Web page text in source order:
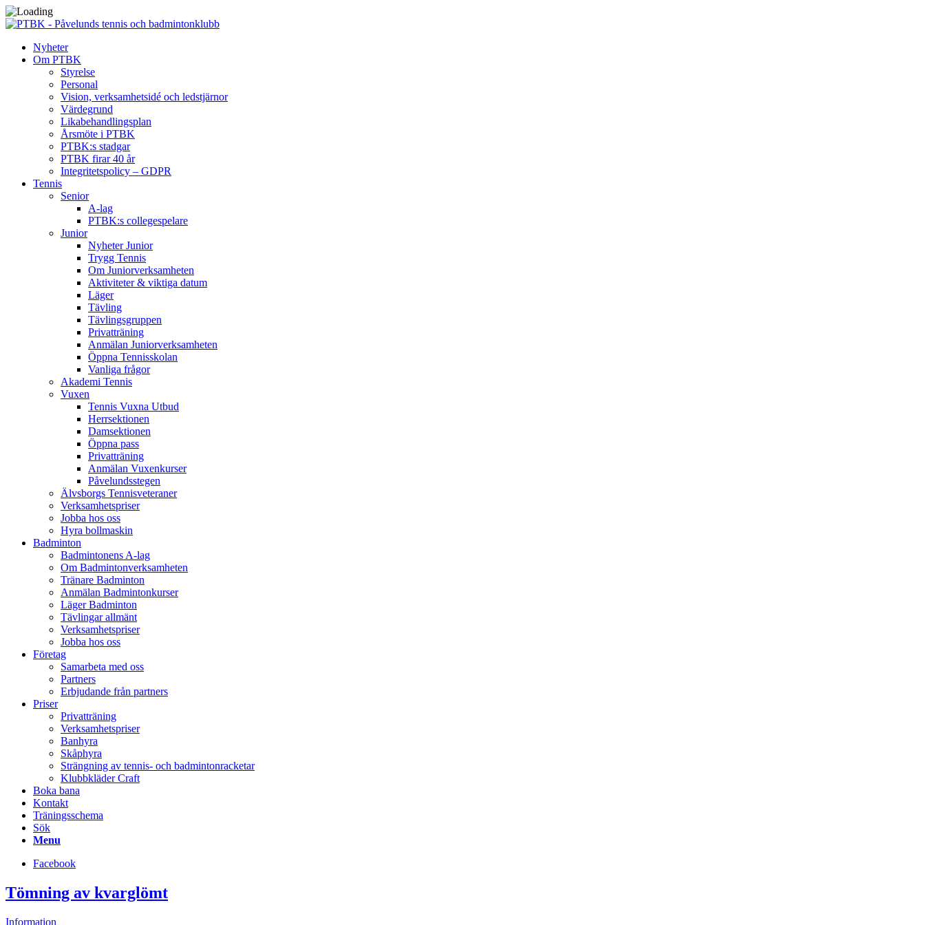
Nyheter
Om PTBK
Styrelse
Personal
Vision, verksamhetsidé och ledstjärnor
Värdegrund
Likabehandlingsplan
Årsmöte i PTBK
PTBK:s stadgar
PTBK firar 40 år
Integritetspolicy – GDPR
Tennis
Senior
A-lag
PTBK:s collegespelare
Junior
Nyheter Junior
Trygg Tennis
Om Juniorverksamheten
Aktiviteter & viktiga datum
Läger
Tävling
Tävlingsgruppen
Privatträning
Anmälan Juniorverksamheten
Öppna Tennisskolan
Vanliga frågor
Akademi Tennis
Vuxen
Tennis Vuxna Utbud
Herrsektionen
Damsektionen
Öppna pass
Privatträning
Anmälan Vuxenkurser
Påvelundsstegen
Älvsborgs Tennisveteraner
Verksamhetspriser
Jobba hos oss
Hyra bollmaskin
Badminton
Badmintonens A-lag
Om Badmintonverksamheten
Tränare Badminton
Anmälan Badmintonkurser
Läger Badminton
Tävlingar allmänt
Verksamhetspriser
Jobba hos oss
Företag
Samarbeta med oss
Partners
Erbjudande från partners
Priser
Privatträning
Verksamhetspriser
Banhyra
Skåphyra
Strängning av tennis- och badmintonracketar
Klubbkläder Craft
Boka bana
Kontakt
Träningsschema
Sök
Menu
Facebook
Tömning av kvarglömt
Information